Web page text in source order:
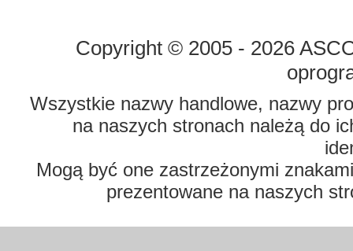
Copyright © 2005 - 2026
Wszystkie nazwy handlowe, nazwy
na naszych stronach należą do
Mogą być one zastrzeżonymi
prezentowane na naszych